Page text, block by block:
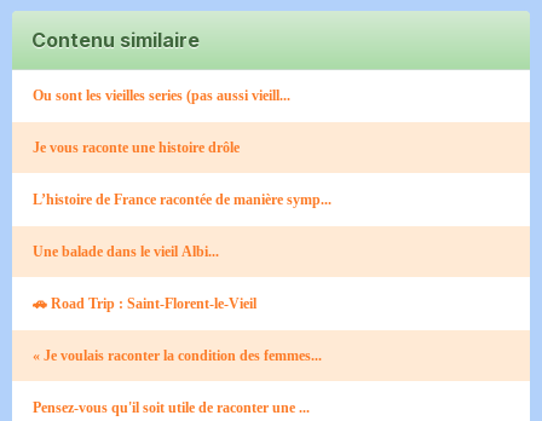
Contenu similaire
Ou sont les vieilles series (pas aussi vieill...
Je vous raconte une histoire drôle
L’histoire de France racontée de manière symp...
Une balade dans le vieil Albi...
🚗 Road Trip : Saint-Florent-le-Vieil​
« Je voulais raconter la condition des femmes...
Pensez-vous qu'il soit utile de raconter une ...